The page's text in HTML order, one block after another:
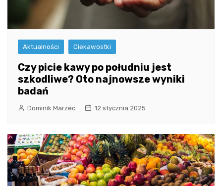
Aktualności Ciekawostki
Czy picie kawy po południu jest
szkodliwe? Oto najnowsze wyniki
badań
Dominik Marzec 12 stycznia 2025